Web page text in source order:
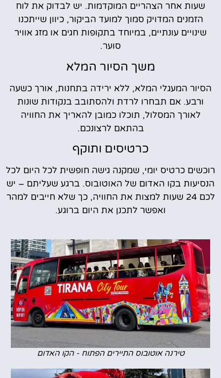
שעות אחר הצהריים המוקדמות. יש לבדוק את לוח
הזמנים המדויק סמוך למועד הביקור, כיוון שייתכנו
שינויים עונתיים, במיוחד בתקופות חגים או מזג אוויר
סוער.
משך הסיור המלא
הסיור המעגלי המלא, ללא ירידה בתחנות, אורך כשעה
ורבע. אם תבחרו לרדת ולהסתובב בנקודות שונות
לאורך המסלול, תוכלו כמובן להאריך את החוויה
בהתאם לרצונכם.
כרטיסים ותוקף
רוכשים כרטיס יומי, שמקנה גישה חופשית לכל היום לכל
הנסיעות בקו האדום של האוטובוס. ברגע שעליתם – יש
לכם 24 שעות למצות את החוויה, כך שלא חייבים למהר
ואפשר לתכנן את היום ברוגע.
טירנה אוטובוס התיירים הפתוח - הקו האדום